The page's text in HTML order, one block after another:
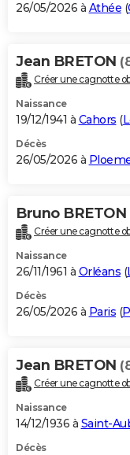
26/05/2026 à Athée (
Jean BRETON
Créer une cagnotte
Naissance
19/12/1941 à Cahors (
Décès
26/05/2026 à
Bruno BRETON
Créer une cagnotte
Naissance
26/11/1961 à Orléans (
Décès
26/05/2026 à Paris (
Jean BRETON
Créer une cagnotte
Naissance
14/12/1936 à Saint-
Décès